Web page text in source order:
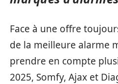
Face à une offre
de la meilleure alarme
prendre en compte
2025, Somfy, Ajax et